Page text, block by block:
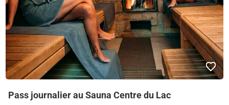
Pass journalier au Sauna Centre du Lac